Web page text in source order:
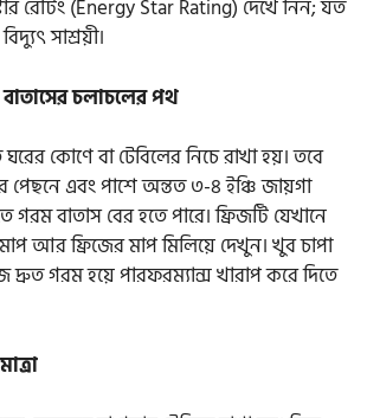
রেটিং (Energy Star Rating) দেখে নিন; যত
সাশ্রয়ী।
চলাচলের পথ
কোণে বা টেবিলের নিচে রাখা হয়। তবে
পেছনে এবং পাশে অন্তত ৩-৪ ইঞ্চি জায়গা
গরম বাতাস বের হতে পারে। ফ্রিজটি যেখানে
আর ফ্রিজের মাপ মিলিয়ে দেখুন। খুব চাপা
দ্রুত গরম হয়ে পারফরম্যান্স খারাপ করে দিতে